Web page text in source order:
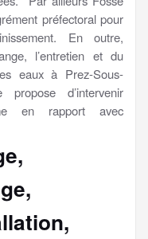
préfectoral pour
En outre,
l’entretien et du
eaux à Prez-Sous-
d’intervenir
en rapport avec